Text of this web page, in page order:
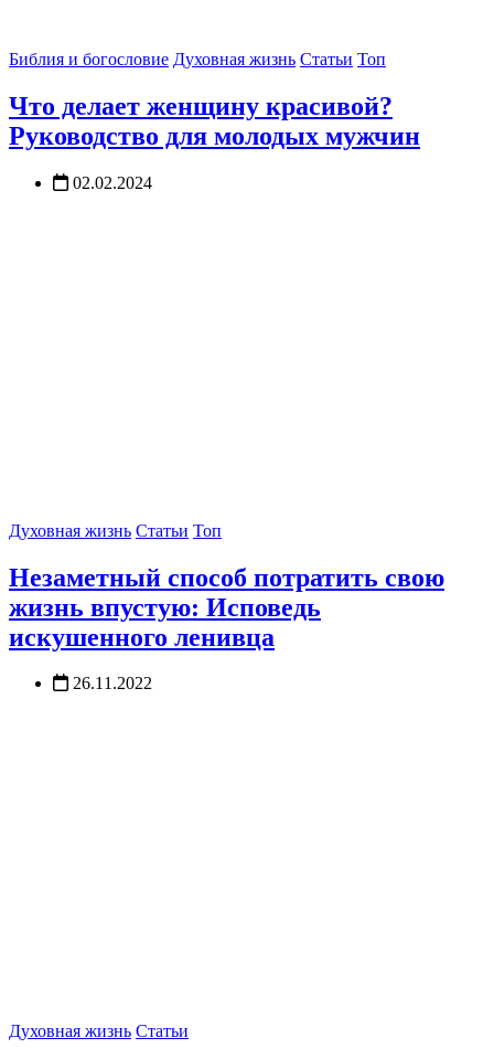
Библия и богословие Духовная жизнь Статьи Топ
Что делает женщину красивой?
Руководство для молодых мужчин
02.02.2024
Духовная жизнь Статьи Топ
Незаметный способ потратить свою
жизнь впустую: Исповедь
искушенного ленивца
26.11.2022
Духовная жизнь Статьи